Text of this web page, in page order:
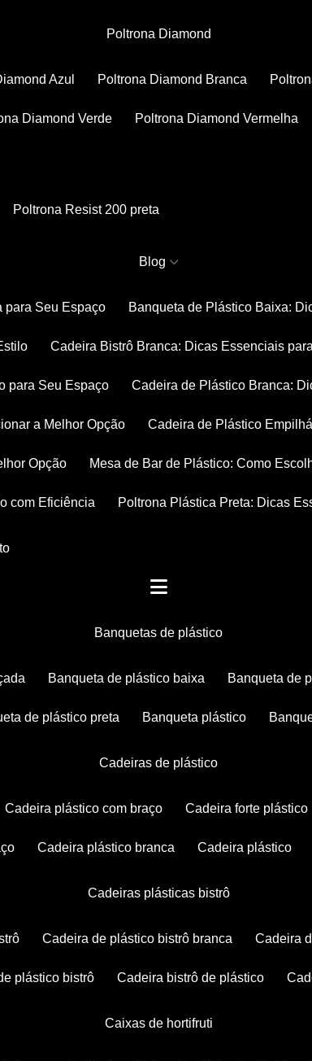
Poltrona Diamond
Azul Poltrona Diamond Branca
Diamond Verde Poltrona Diamond Vermelha
Poltrona Resist 200 preta
Blog
para Seu Espaço Banqueta de Plástico Baixa:
Cadeira Bistrô Branca: Dicas Essenciais
para Seu Espaço Cadeira de Plástico Branca:
a Melhor Opção Cadeira de Plástico
Opção Mesa de Bar de Plástico: Como
com Eficiência Poltrona Plástica Preta: Dicas
banquetas de plástico
banqueta de plástico baixa banqueta de
de plástico preta banqueta plástico
cadeiras de plástico
cadeira plástico com braço cadeira forte plástico
cadeira plástico branca cadeira plástico
cadeiras plásticas bistrô
cadeira de plástico bistrô branca cadeira
plástico bistrô cadeira bistrô de plástico
caixas de hortifruti